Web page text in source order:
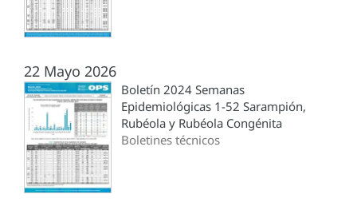
22 Mayo 2026
Boletín 2024 Semanas
Epidemiológicas 1-52 Sarampión,
Rubéola y Rubéola Congénita
Boletines técnicos